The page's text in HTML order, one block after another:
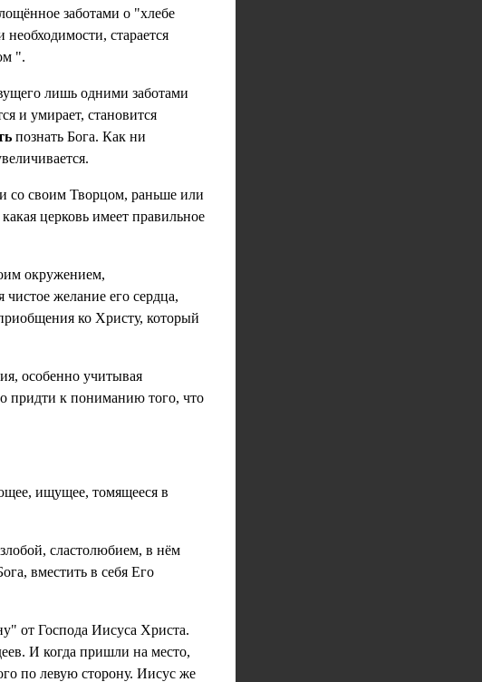
заботами о "хлебе
старается
".
лишь одними заботами
и умирает, становится
познать Бога. Как ни
со своим Творцом, раньше или
церковь имеет правильное
окружением,
желание его сердца,
ко Христу, который
особенно учитывая
придти к пониманию того, что
ищущее, томящееся в
сластолюбием, в нём
вместить в себя Его
от Господа Иисуса Христа.
И когда пришли на место,
по левую сторону. Иисус же